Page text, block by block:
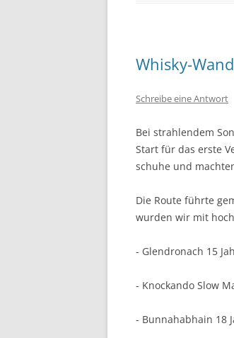
Whisky-
Schreibe eine Antwort
Bei strahlen­dem
Start für das erste
schuhe und
Die Route führte
wur­den wir mit
- Glen­dronach 15
- Knockan­do Slow
- Bun­na­hab­hain 18